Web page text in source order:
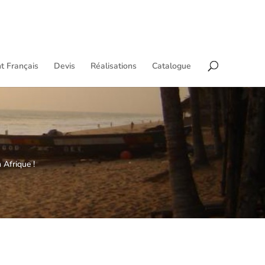
Français Devis Réalisations Catalogue
Afrique !